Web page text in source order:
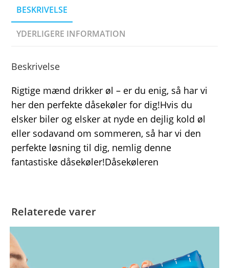
BESKRIVELSE
YDERLIGERE INFORMATION
Beskrivelse
Rigtige mænd drikker øl – er du enig, så har vi
her den perfekte dåsekøler for dig!Hvis du
elsker biler og elsker at nyde en dejlig kold øl
eller sodavand om sommeren, så har vi den
perfekte løsning til dig, nemlig denne
fantastiske dåsekøler!Dåsekøleren
Relaterede varer